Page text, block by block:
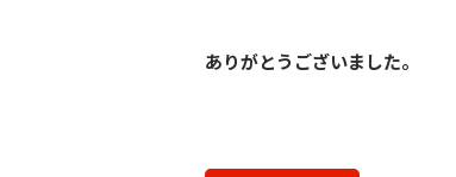
ありがとうございました。